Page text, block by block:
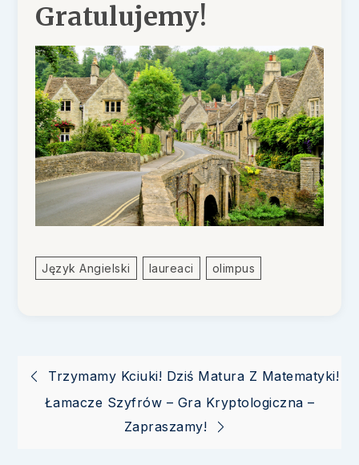
Gratulujemy!
Język Angielski Laureaci Olimpus
Nawigacja
Trzymamy Kciuki! Dziś Matura Z Matematyki!
Łamacze Szyfrów – Gra Kryptologiczna –
Zapraszamy!